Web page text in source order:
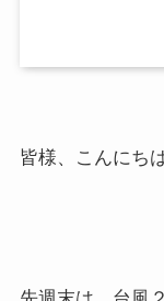
皆様、こんにちは